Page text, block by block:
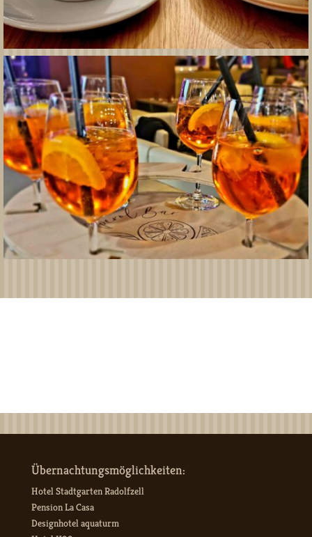
Übernachtungsmöglichkeiten:
Hotel Stadtgarten Radolfzell
Pension La Casa
Designhotel aquaturm